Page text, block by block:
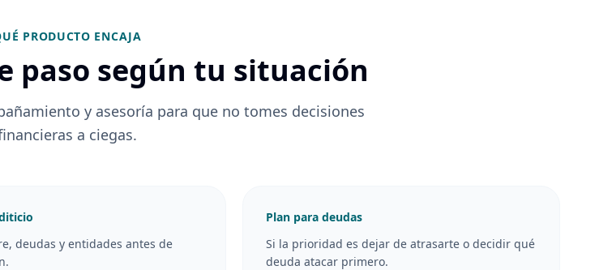
PRODUCTO ENCAJA
paso según tu situación
y asesoría para que no tomes decisiones
a ciegas.
deudas y entidades antes de
Plan para deudas
Si la prioridad es dejar de atrasarte o decidir qué
deuda atacar primero.